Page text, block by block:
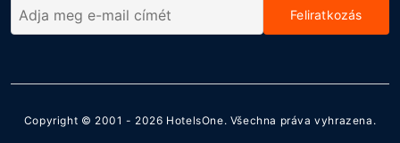
Feliratkozás
Copyright © 2001 - 2026 HotelsOne. Všechna práva vyhrazena.